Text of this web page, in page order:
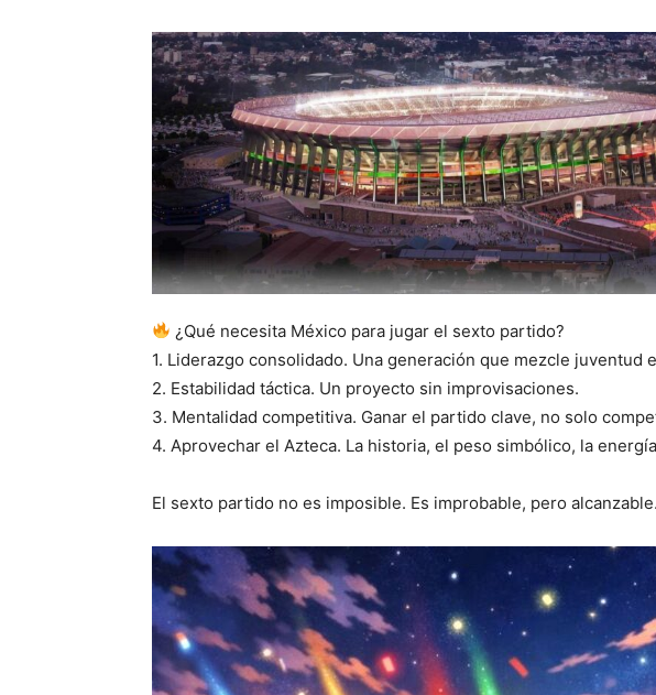
¿Qué necesita México para jugar el sexto partido?
1. Liderazgo consolidado. Una generación que mezcle juventud
2. Estabilidad táctica. Un proyecto sin improvisaciones.
3. Mentalidad competitiva. Ganar el partido clave, no solo
4. Aprovechar el Azteca. La historia, el peso simbólico, la
El sexto partido no es imposible. Es improbable, pero alcanzable.